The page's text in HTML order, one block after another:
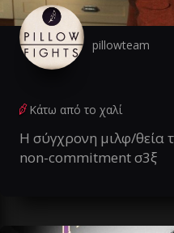
pillowteam
Κάτω από το χαλί
Η σύγχρονη μιλφ/θεία
non-commitment σ3ξ